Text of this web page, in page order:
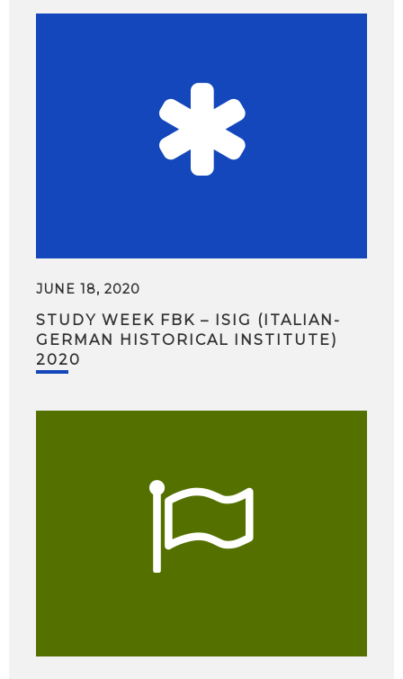
JUNE 18, 2020
STUDY WEEK FBK – ISIG (ITALIAN-
GERMAN HISTORICAL INSTITUTE)
2020